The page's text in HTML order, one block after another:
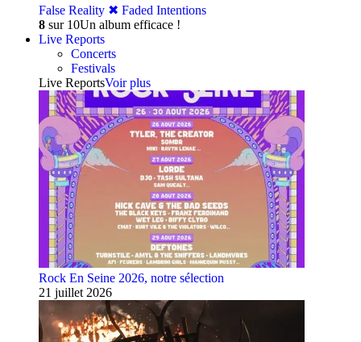
False Reality ✖︎ Faded Intentions
8 sur 10Un album efficace !
Live Reports
Concerts
Festivals
Live ReportsVoir plus
Rock En Seine 2026, notre sélection
21 juillet 2026